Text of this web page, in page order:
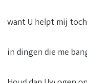
want U helpt mij
in dingen die me